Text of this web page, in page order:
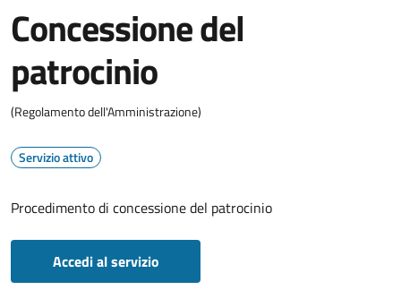
Concessione del
patrocinio
(Regolamento dell'Amministrazione)
Servizio attivo
Procedimento di concessione del patrocinio
Accedi al servizio